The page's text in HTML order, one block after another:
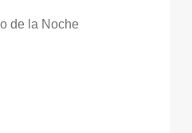
de la Noche